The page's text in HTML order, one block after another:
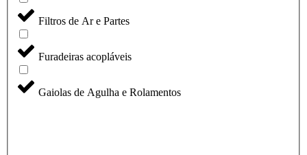
Filtros de Ar e Partes
Furadeiras acopláveis
Gaiolas de Agulha e Rolamentos